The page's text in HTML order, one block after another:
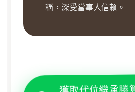
稱，深受當事人信賴。